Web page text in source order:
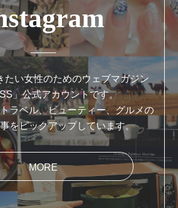
たい女性のためのウェブマガジン
」公式アカウントです。
ラベル、ビューティー、グルメの
をピックアップしています。
MORE